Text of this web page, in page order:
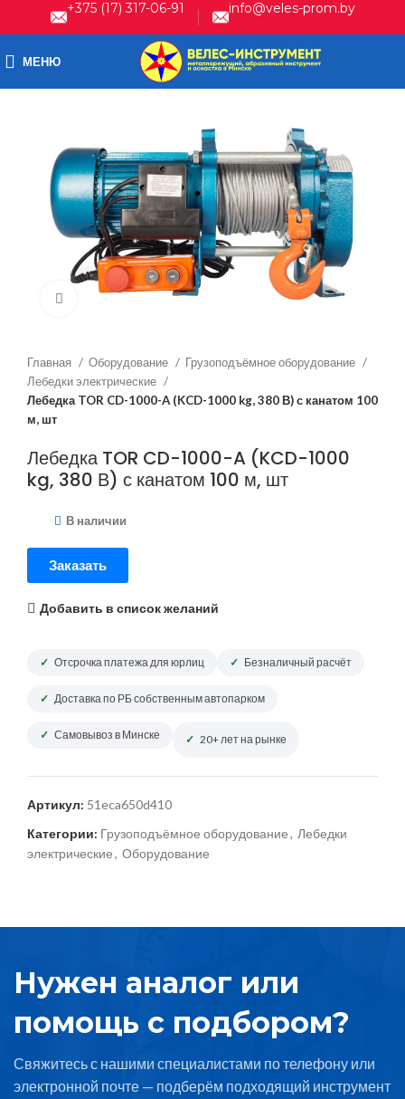
+375 (17) 317-06-91 info@veles-prom.by
МЕНЮ
Нажмите, чтобы увеличить
Главная Оборудование
Грузоподъёмное оборудование
Лебедки электрические
Лебедка TOR CD-1000-A (KCD-1000 kg, 380 В) с канатом 100
м, шт
Лебедка TOR CD-1000-A (KCD-1000
kg, 380 В) с канатом 100 м, шт
В наличии
Заказать
Добавить в список желаний
Отсрочка платежа для юрлиц Безналичный расчёт
Доставка по РБ собственным автопарком
Самовывоз в Минске 20+ лет на рынке
Артикул: 51eca650d410
Категории: Грузоподъёмное оборудование, Лебедки
электрические, Оборудование
Нужен аналог или
помощь с подбором?
Свяжитесь с нашими специалистами по телефону или
электронной почте — подберём подходящий инструмент